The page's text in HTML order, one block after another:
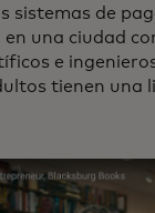
sistemas de
una ciudad
e
tienen una